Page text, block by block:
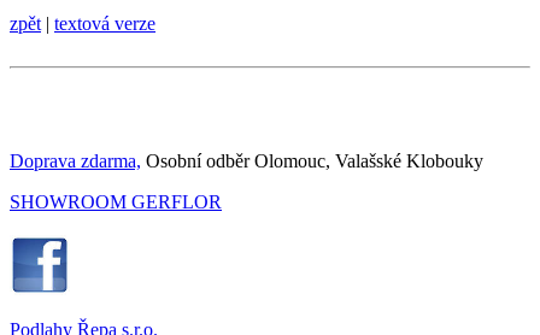
zpět | textová verze
Doprava zdarma, Osobní odběr Olomouc, Valašské Klobouky
SHOWROOM GERFLOR
Podlahy Řepa s.r.o.